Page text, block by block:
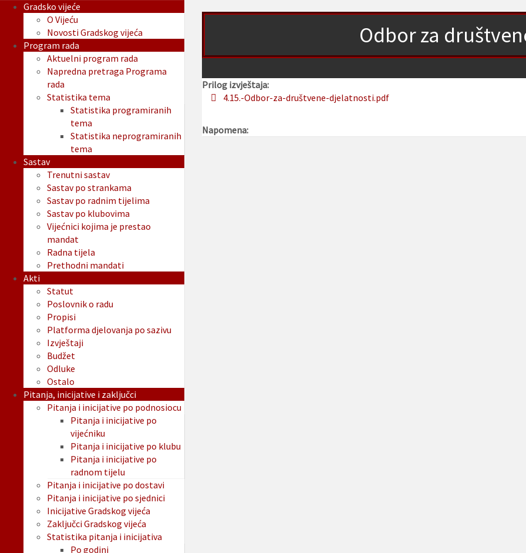
Odbor za
Prilog izvještaja:
4.15.-Odbor-za-društvene-djelatnosti.pdf
Napomena:
Gradsko vijeće
O Vijeću
Novosti Gradskog vijeća
Program rada
Aktuelni program rada
Napredna pretraga Programa
rada
Statistika tema
Statistika programiranih
tema
Statistika neprogramiranih
tema
Sastav
Trenutni sastav
Sastav po strankama
Sastav po radnim tijelima
Sastav po klubovima
Vijećnici kojima je prestao
mandat
Radna tijela
Prethodni mandati
Akti
Statut
Poslovnik o radu
Propisi
Platforma djelovanja po sazivu
Izvještaji
Budžet
Odluke
Ostalo
Pitanja, inicijative i zaključci
Pitanja i inicijative po podnosiocu
Pitanja i inicijative po
vijećniku
Pitanja i inicijative po klubu
Pitanja i inicijative po
radnom tijelu
Pitanja i inicijative po dostavi
Pitanja i inicijative po sjednici
Inicijative Gradskog vijeća
Zaključci Gradskog vijeća
Statistika pitanja i inicijativa
Po godini